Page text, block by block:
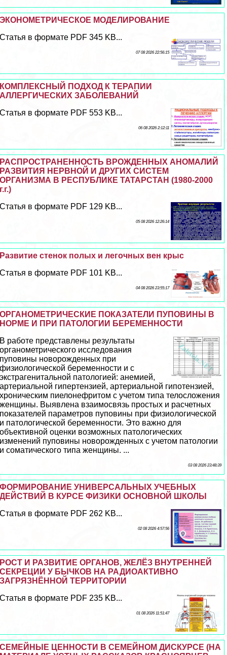
ЭКОНОМЕТРИЧЕСКОЕ МОДЕЛИРОВАНИЕ
Статья в формате PDF 345 KB...
07 08 2026 22:56:15
КОМПЛЕКСНЫЙ ПОДХОД К ТЕРАПИИ
АЛЛЕРГИЧЕСКИХ ЗАБОЛЕВАНИЙ
Статья в формате PDF 553 KB...
06 08 2026 2:12:11
РАСПРОСТРАНЕННОСТЬ ВРОЖДЕННЫХ АНОМАЛИЙ
РАЗВИТИЯ НЕРВНОЙ И ДРУГИХ СИСТЕМ
ОРГАНИЗМА В РЕСПУБЛИКЕ ТАТАРСТАН (1980-2000
г.г.)
Статья в формате PDF 129 KB...
05 08 2026 12:26:14
Развитие стенок полых и легочных вен крыс
Статья в формате PDF 101 KB...
04 08 2026 23:55:17
ОРГАНОМЕТРИЧЕСКИЕ ПОКАЗАТЕЛИ ПУПОВИНЫ В
НОРМЕ И ПРИ ПАТОЛОГИИ БЕРЕМЕННОСТИ
В работе представлены результаты
органометрического исследования
пуповины новорожденных при
физиологической беременности и с
экстрагeнитaльной патологией: анемией,
артериальной гипертензией, артериальной гипотензией,
хроническим пиелонефритом с учетом типа телосложения
женщины. Выявлена взаимосвязь простых и расчетных
показателей параметров пуповины при физиологической
и патологической беременности. Это важно для
объективной оценки возможных патологических
изменений пуповины новорожденных с учетом патологии
и соматического типа женщины. ...
03 08 2026 23:48:39
ФОРМИРОВАНИЕ УНИВЕРСАЛЬНЫХ УЧЕБНЫХ
ДЕЙСТВИЙ В КУРСЕ ФИЗИКИ ОСНОВНОЙ ШКОЛЫ
Статья в формате PDF 262 KB...
02 08 2026 4:57:56
РОСТ И РАЗВИТИЕ ОРГАНОВ, ЖЕЛЁЗ ВНУТРЕННЕЙ
СЕКРЕЦИИ У БЫЧКОВ НА РАДИОАКТИВНО
ЗАГРЯЗНЁННОЙ ТЕРРИТОРИИ
Статья в формате PDF 235 KB...
01 08 2026 11:51:47
СЕМЕЙНЫЕ ЦЕННОСТИ В СЕМЕЙНОМ ДИСКУРСЕ (НА